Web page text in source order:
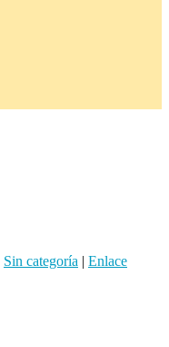
Sin categoría | Enlace